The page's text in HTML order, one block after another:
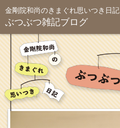
金剛院和尚のきまぐれ思いつき日記
ぶつぶつ雑記ブログ